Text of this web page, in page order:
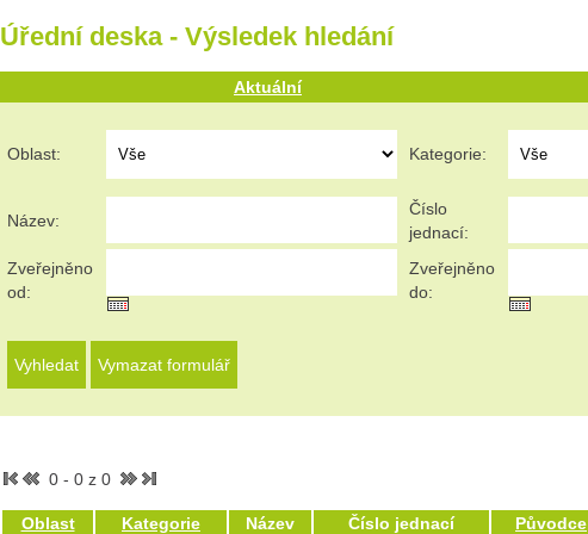
Úřední deska - Výsledek hledání
Aktuální
Oblast: Kategorie:
Název:
Číslo
jednací:
Zveřejněno
od:
Zveřejněno
do:
0 - 0 z 0
Oblast Kategorie Název Číslo jednací Původce